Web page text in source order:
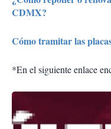
CDMX?
Cómo tramitar las
*En el siguiente enlace